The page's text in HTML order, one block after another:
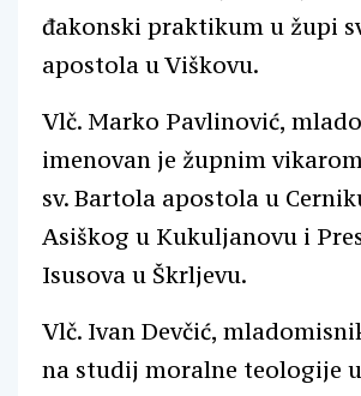
đakonski praktikum u župi
apostola u Viškovu.
Vlč. Marko Pavlinović,
imenovan je župnim
sv. Bartola apostola u
Asiškog u Kukuljanovu i
Isusova u Škrljevu.
Vlč. Ivan Devčić,
na studij moralne teologije